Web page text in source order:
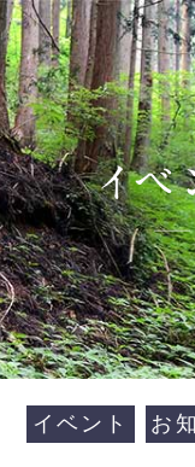
イベント お